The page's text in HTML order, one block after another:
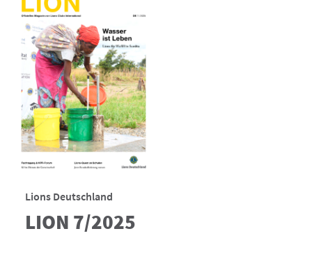
Lions Deutschland
LION 7/2025